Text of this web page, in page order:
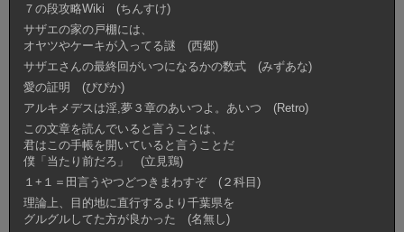
７の段攻略Wiki (ちんすけ)
サザエの家の戸棚には、
オヤツやケーキが入ってる謎 (西郷)
サザエさんの最終回がいつになるかの数式 (みずあな)
愛の証明 (ぴぴか)
アルキメデスは淫,夢３章のあいつよ。あいつ (Retro)
この文章を読んでいると言うことは、
君はこの手帳を開いていると言うことだ
僕「当たり前だろ」 (立見鶏)
１+１＝田言うやつどつきまわすぞ (２科目)
理論上、目的地に直行するより千葉県を
グルグルしてた方が良かった (名無し)